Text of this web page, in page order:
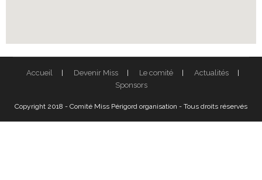
Accueil Devenir Miss Le comité
Actualités
Sponsors
Copyright 2018 - Comité Miss Périgord organisation - Tous droits réservés